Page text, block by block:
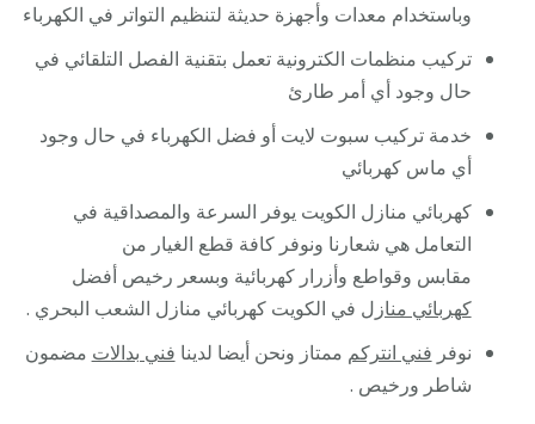
وباستخدام معدات وأجهزة حديثة لتنظيم التواتر في الكهرباء
تركيب منظمات الكترونية تعمل بتقنية الفصل التلقائي في
حال وجود أي أمر طارئ
خدمة تركيب سبوت لايت أو فضل الكهرباء في حال وجود
أي ماس كهربائي
كهربائي منازل الكويت يوفر السرعة والمصداقية في
التعامل هي شعارنا ونوفر كافة قطع الغيار من
مقابس وقواطع وأزرار كهربائية وبسعر رخيص أفضل
كهربائي منازل في الكويت كهربائي منازل الشعب البحري .
نوفر فني انتركم ممتاز ونحن أيضا لدينا فني بدالات مضمون
شاطر ورخيص .